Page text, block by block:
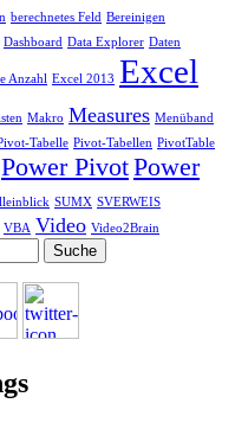
berechnetes Feld Bereinigen
Dashboard Data Explorer Daten
Anzahl Excel 2013 Excel
Makro Measures Menüband
Tabelle Pivot-Tabellen PivotTable
Power PivotPower
SUMX SVERWEIS
VBA Video Video2Brain